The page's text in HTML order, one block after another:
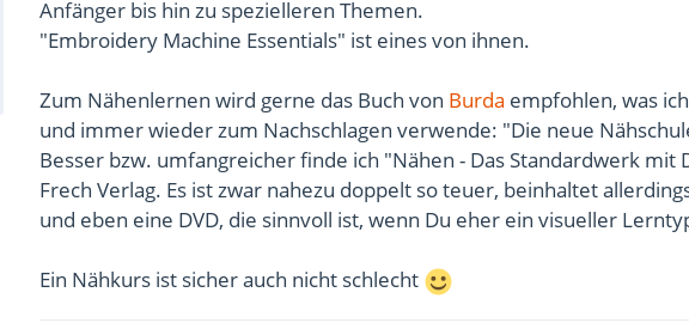
Anfänger bis hin zu spezielleren Themen.
"Embroidery Machine Essentials" ist eines von ihnen.
Zum Nähenlernen wird gerne das Buch von Burda empfohlen, was
und immer wieder zum Nachschlagen verwende: "Die neue
Besser bzw. umfangreicher finde ich "Nähen - Das Standardwerk mit
Frech Verlag. Es ist zwar nahezu doppelt so teuer, beinhaltet
und eben eine DVD, die sinnvoll ist, wenn Du eher ein visueller
Ein Nähkurs ist sicher auch nicht schlecht